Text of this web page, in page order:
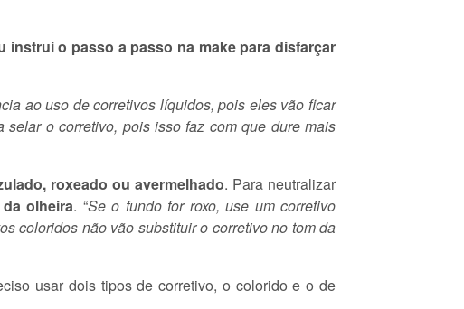
instrui o passo a passo na make para disfarçar
ao uso de corretivos líquidos, pois eles vão ficar
selar o corretivo, pois isso faz com que dure mais
roxeado ou avermelhado. Para neutralizar
olheira. “Se o fundo for roxo, use um corretivo
coloridos não vão substituir o corretivo no tom da
usar dois tipos de corretivo, o colorido e o de